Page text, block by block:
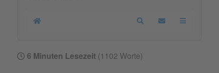
Home SearchUpdates
6 Minuten Lesezeit (1102 Worte)